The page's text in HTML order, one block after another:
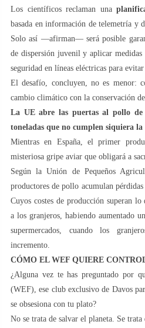
Los científicos reclaman una
basada en información de telemetría y
Solo así —afirman— será posible
de dispersión juvenil y aplicar
seguridad en líneas eléctricas para evitar
El desafío, concluyen, no es menor:
cambio climático con la conservación de
La UE abre las puertas al pollo
toneladas que no cumplen siquiera
Mientras en España, el primer
misteriosa gripe aviar que obligará a
Según la Unión de Pequeños
productores de pollo acumulan
Cuyos costes de producción superan
a los granjeros, habiendo aumentado
supermercados, cuando los
incremento.
CÓMO EL WEF QUIERE
¿Alguna vez te has preguntado por
(WEF), ese club exclusivo de Davos
se obsesiona con tu plato?
No se trata de salvar el planeta. Se trata